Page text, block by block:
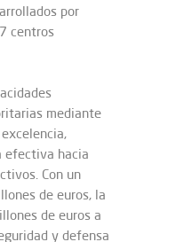
por
centros
mediante
efectiva hacia
Con un
de euros, la
de euros a
y defensa